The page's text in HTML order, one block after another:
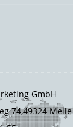
GmbH
74,49324 Melle